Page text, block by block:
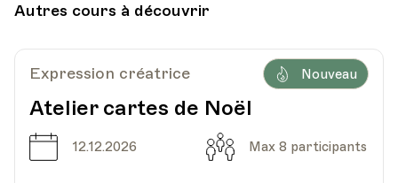
Lieu1005, Lausanne
Av. de Cour 33
Date
07.02.2024 Heure
19.30
Autres cours à découvrir
Expression créatrice
Atelier cartes de Noël
Nouveau
Date
12.12.2026 Capacité
Max 8 participants